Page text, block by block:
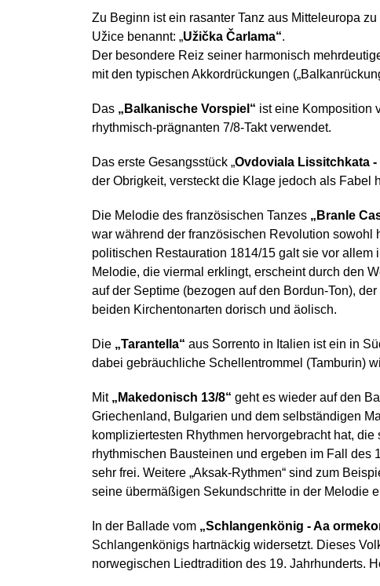
Zu Beginn ist ein rasanter Tanz aus Mitteleuropa
Užice benannt: „Užička Čarlama“.
Der besondere Reiz seiner harmonisch
mit den typischen Akkordrückungen
Das „Balkanische Vorspiel“ ist eine Komposition
rhythmisch-prägnanten 7/8-Takt verwendet.
Das erste Gesangsstück „Ovdoviala Lissitchkata -
der Obrigkeit, versteckt die Klage jedoch als
Die Melodie des französischen Tanzes „Branle
war während der französischen Revolution
politischen Restauration 1814/15 galt sie vor allem
Melodie, die viermal erklingt, erscheint durch den
auf der Septime (bezogen auf den Bordun-Ton),
beiden Kirchentonarten dorisch und äolisch.
Die „Tarantella“ aus Sorrento in Italien ist ein in
dabei gebräuchliche Schellentrommel (Tamburin)
Mit „Makedonisch 13/8“ geht es wieder auf den
Griechenland, Bulgarien und dem selbständigen
kompliziertesten Rhythmen hervorgebracht hat,
rhythmischen Bausteinen und ergeben im Fall des
sehr frei. Weitere „Aksak-Rythmen“ sind zum
seine übermäßigen Sekundschritte in der Melodie
In der Ballade vom „Schlangenkönig - Aa
Schlangenkönigs hartnäckig widersetzt. Dieses
norwegischen Liedtradition des 19. Jahrhunderts.